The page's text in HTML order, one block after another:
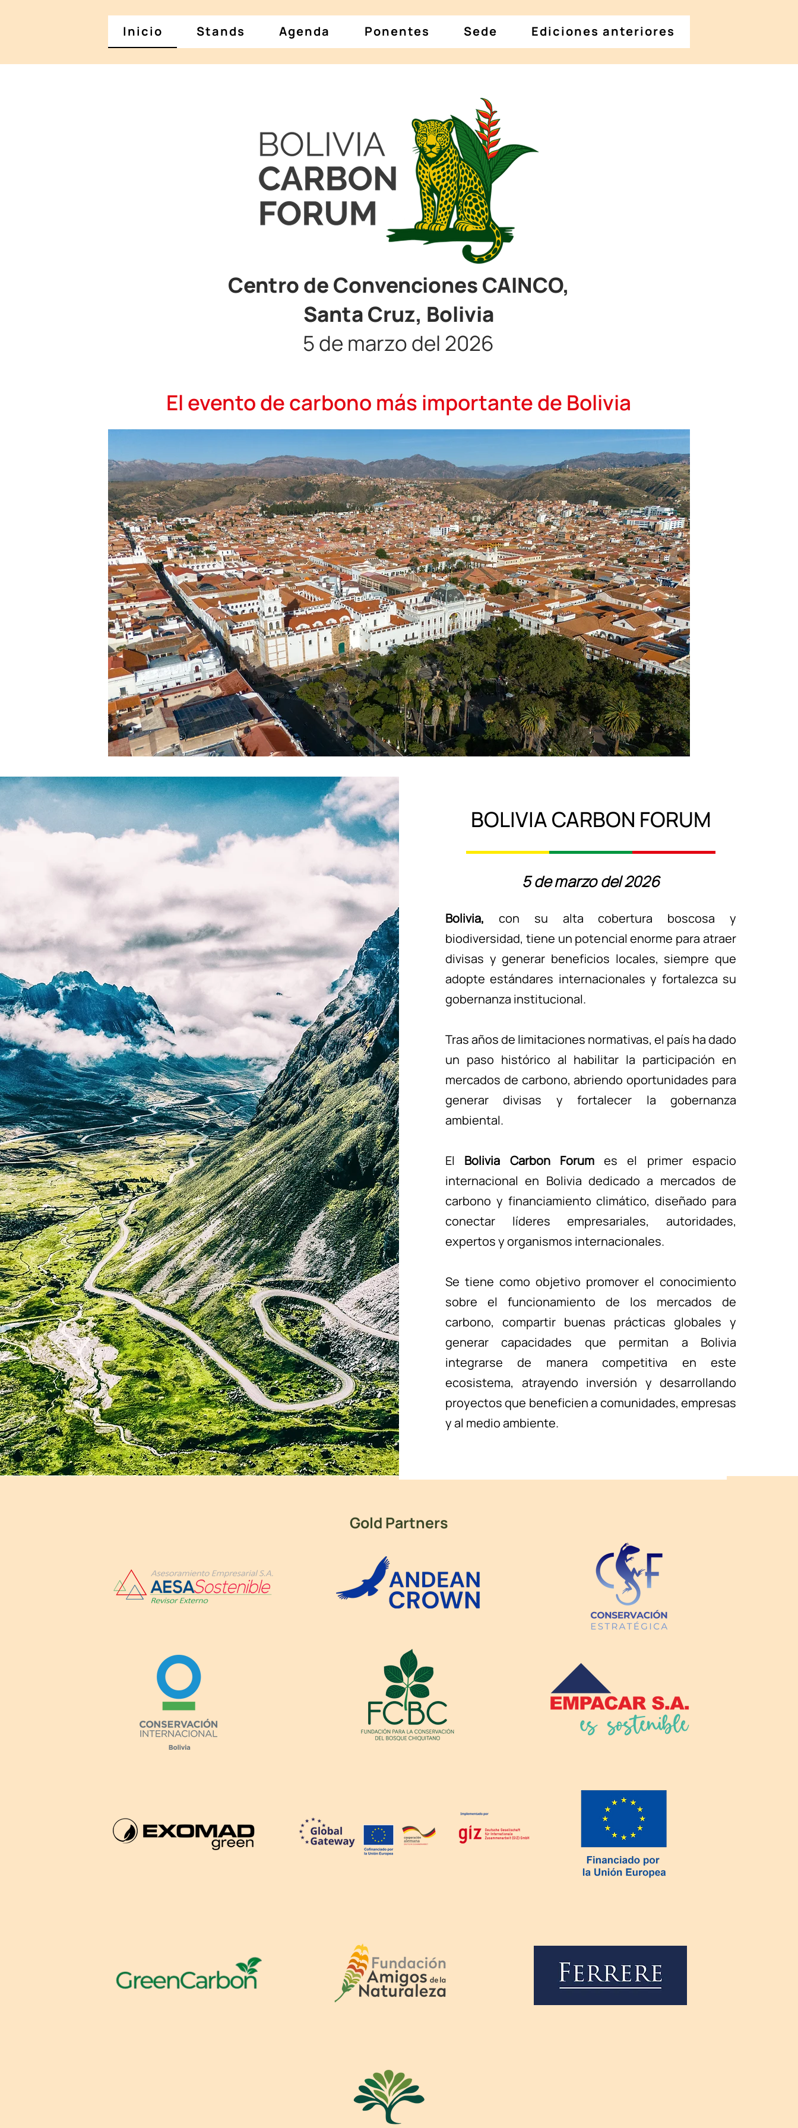
Inicio Stands Agenda Ponentes Sede Ediciones anteriores
Centro de Convenciones CAINCO,
Santa Cruz, Bolivia
5 de marzo del 2026
El evento de carbono más importante de Bolivia
BOLIVIA CARBON FORUM
5 de marzo del 2026
Bolivia, con su alta cobertura boscosa y
biodiversidad, tiene un potencial enorme para atraer
divisas y generar beneficios locales, siempre que
adopte estándares internacionales y fortalezca su
gobernanza institucional.
Tras años de limitaciones normativas, el país ha dado
un paso histórico al habilitar la participación en
mercados de carbono, abriendo oportunidades para
generar divisas y fortalecer la gobernanza
ambiental.
El Bolivia Carbon Forumes el primer espacio
internacional en Bolivia dedicado a mercados de
carbono y financiamiento climático, diseñado para
conectar líderes empresariales, autoridades,
expertos y organismos internacionales.
Se tiene como objetivo promover el conocimiento
sobre el funcionamiento de los mercados de
carbono, compartir buenas prácticas globales y
generar capacidades que permitan a Bolivia
integrarse de manera competitiva en este
ecosistema, atrayendo inversión y desarrollando
proyectos que beneficien a comunidades, empresas
y al medio ambiente.
Gold Partners